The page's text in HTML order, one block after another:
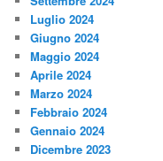
Luglio 2024
Giugno 2024
Maggio 2024
Aprile 2024
Marzo 2024
Febbraio 2024
Gennaio 2024
Dicembre 2023